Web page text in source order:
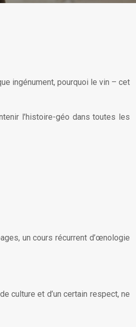
ingénument, pourquoi le vin – cet
l’histoire-géo dans toutes les
un cours récurrent d’œnologie
culture et d’un certain respect, ne